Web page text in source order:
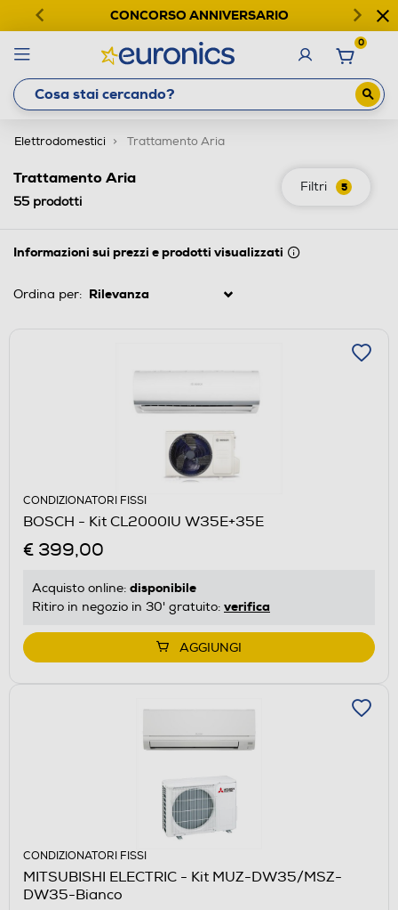
CONCORSO ANNIVERSARIO
0
Elettrodomestici Trattamento Aria
Filtri 5
Trattamento Aria
55 prodotti
Informazioni sui prezzi e prodotti visualizzati
Ordina per:
CONDIZIONATORI FISSI
BOSCH - Kit CL2000IU W35E+35E
€ 399,00
Acquisto online: disponibile
Ritiro in negozio in 30' gratuito: verifica
AGGIUNGI
CONDIZIONATORI FISSI
MITSUBISHI ELECTRIC - Kit MUZ-DW35/MSZ-
DW35-Bianco